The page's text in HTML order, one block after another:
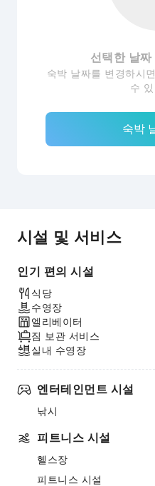
선택한 날짜
숙박 날짜를 변경하시
수
숙박
시설 및 서비스
인기 편의 시설
식당
수영장
엘리베이터
짐 보관 서비스
실내 수영장
엔터테인먼트 시설
낚시
피트니스 시설
헬스장
피트니스 시설